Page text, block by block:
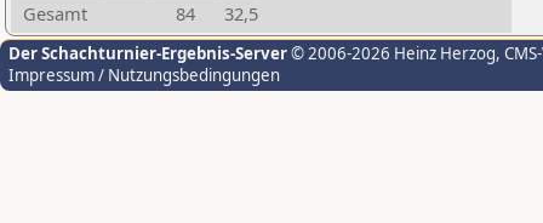
Gesamt
84 32,5
Der Schachturnier-Ergebnis-Server© 2006-2026 Heinz Herzog,
Impressum / Nutzungsbedingungen